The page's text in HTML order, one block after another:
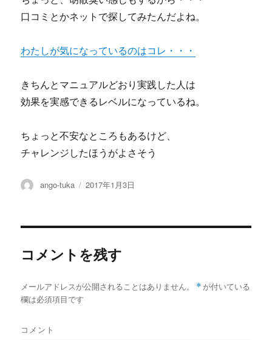
口コミとかネットで探してみたんだよね。
わたしが気になっているのはコレ・・・
きちんとマニュアルどおり実践した人は
効果を実感できるレベルになっているね。
ちょっと不安なところもあるけど、
チャレンジしたほうがよさそう
投
ango-tuka
投
2017年1月3日
コメントを残す
メールアドレスが公開されることはありません。 * が付いている
欄は必須項目です
コメント